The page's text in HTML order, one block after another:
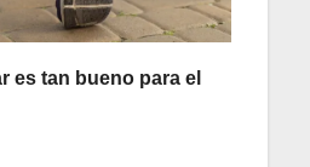
es tan bueno para el